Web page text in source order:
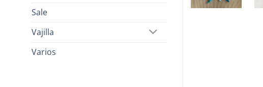
Sale
Vajilla
Varios